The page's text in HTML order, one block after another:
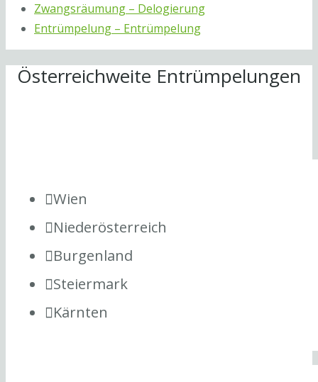
Zwangsräumung – Delogierung
Entrümpelung – Entrümpelung
Österreichweite Entrümpelungen
Wien
Niederösterreich
Burgenland
Steiermark
Kärnten